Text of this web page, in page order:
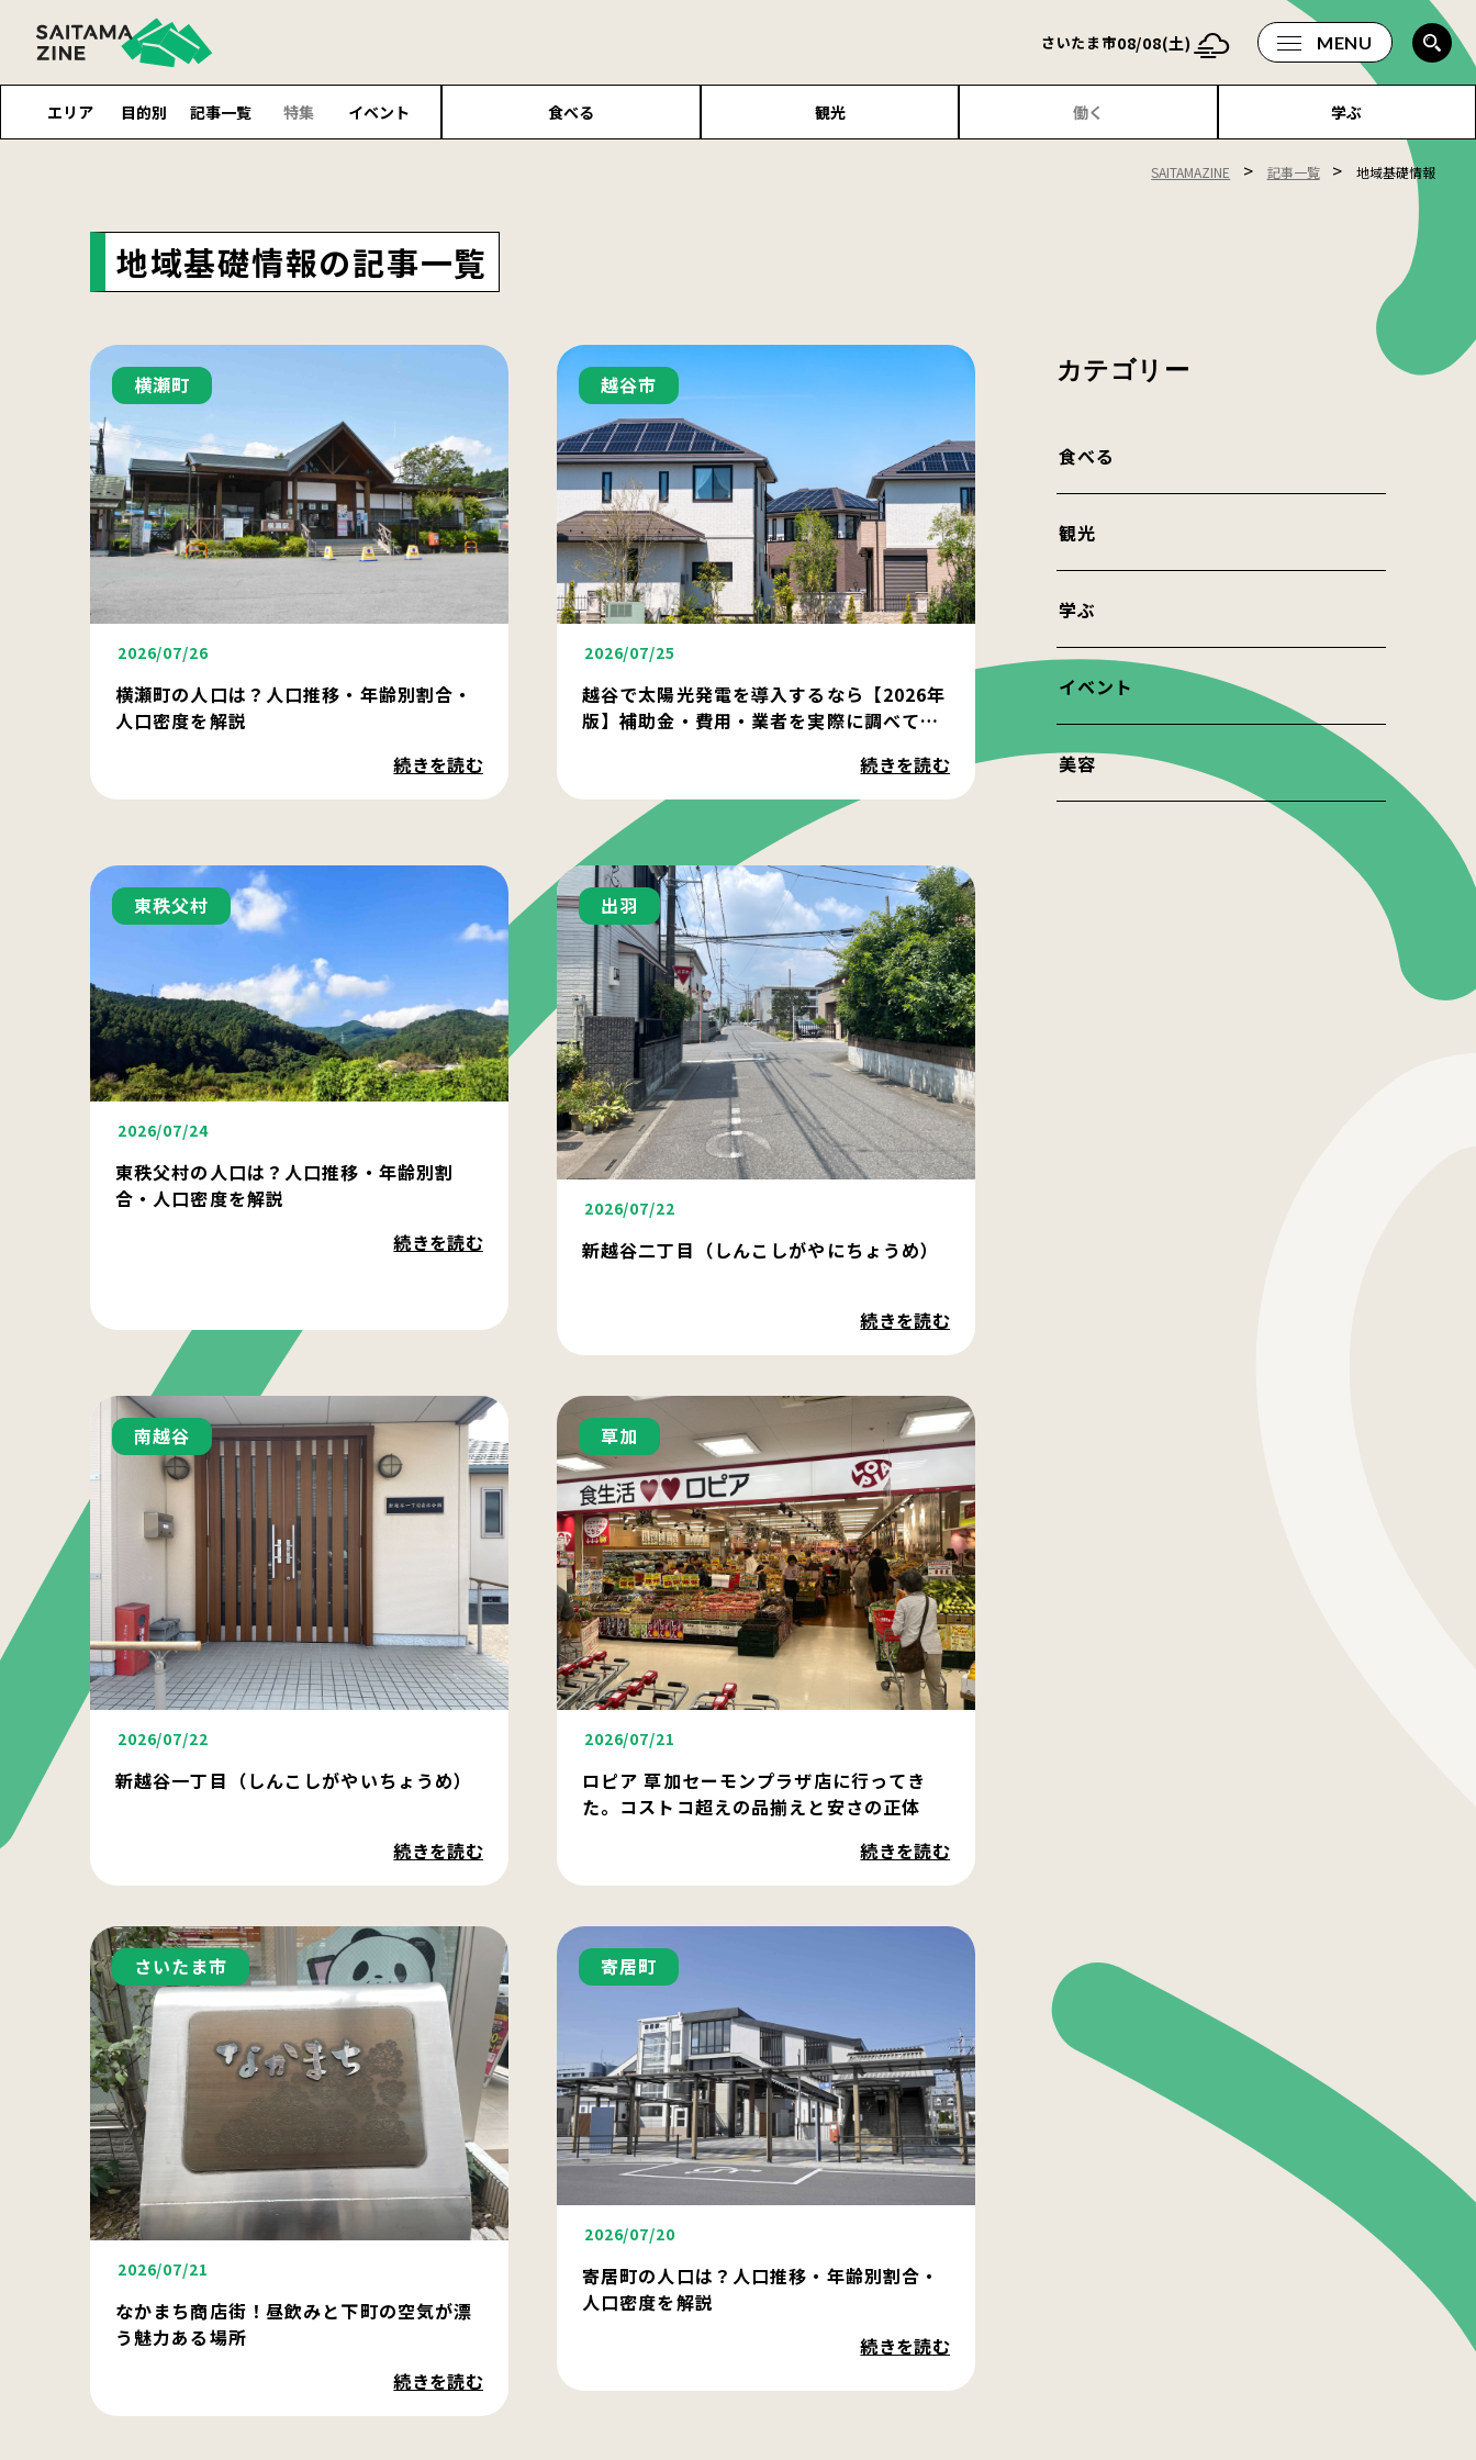
さいたま市08/08(土) MENU
エリア 目的別 記事一覧 特集 イベント 食べる 観光 働く 学ぶ
SAITAMAZINE > 記事一覧 > 地域基礎情報
地域基礎情報の記事一覧
横瀬町
2026/07/26
横瀬町の人口は？人口推移・年齢別割合・
人口密度を解説
続きを読む
越谷市
2026/07/25
越谷で太陽光発電を導入するなら【2026年
版】補助金・費用・業者を実際に調べてみ
続きを読む
東秩父村
2026/07/24
東秩父村の人口は？人口推移・年齢別割
合・人口密度を解説
続きを読む
出羽
2026/07/22
新越谷二丁目（しんこしがやにちょうめ）
続きを読む
南越谷
2026/07/22
新越谷一丁目（しんこしがやいちょうめ）
続きを読む
草加
2026/07/21
ロピア 草加セーモンプラザ店に行ってき
た。コストコ超えの品揃えと安さの正体
続きを読む
さいたま市
2026/07/21
なかまち商店街！昼飲みと下町の空気が漂
う魅力ある場所
続きを読む
寄居町
2026/07/20
寄居町の人口は？人口推移・年齢別割合・
人口密度を解説
続きを読む
カテゴリー
食べる
観光
学ぶ
イベント
美容